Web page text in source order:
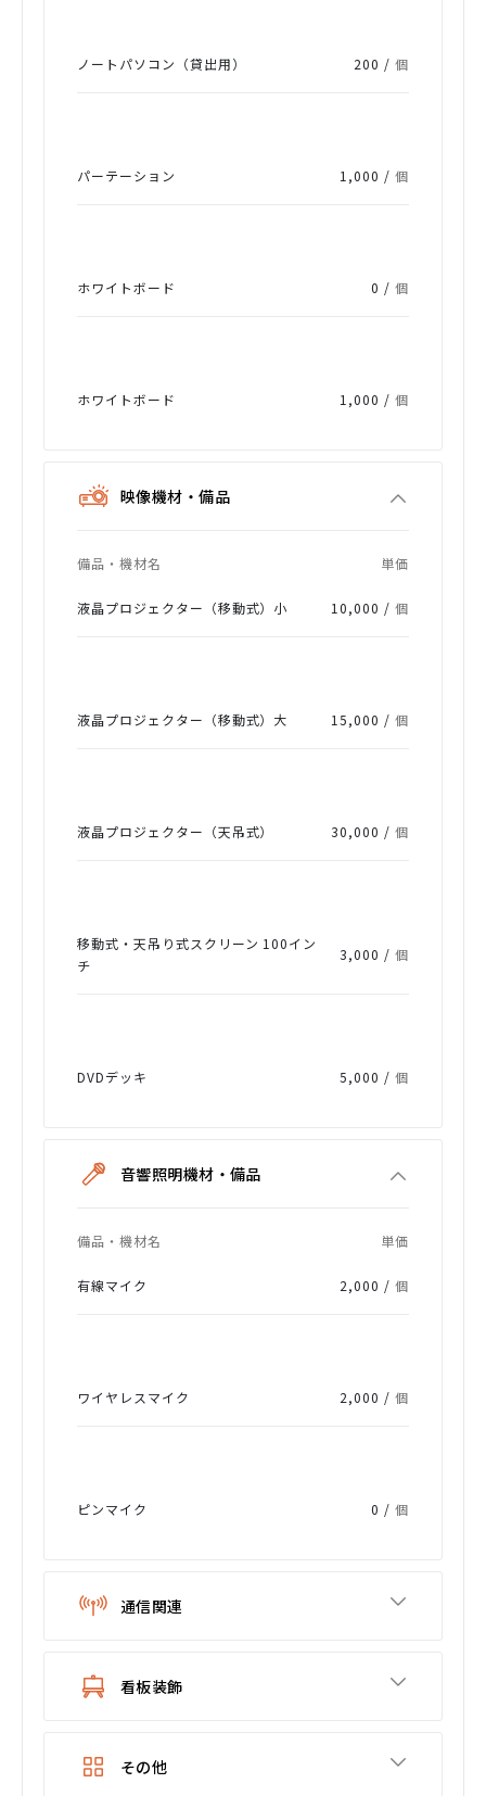
ノートパソコン（貸出用） 200 /個
パーテーション 1,000 /個
ホワイトボード 0 /個
ホワイトボード 1,000 /個
映像機材・備品
備品・機材名 単価
液晶プロジェクター（移動式）小 10,000 /個
液晶プロジェクター（移動式）大 15,000 /個
液晶プロジェクター（天吊式） 30,000 /個
移動式・天吊り式スクリーン 100イン
チ
3,000 /個
DVDデッキ 5,000 /個
音響照明機材・備品
備品・機材名 単価
有線マイク 2,000 /個
ワイヤレスマイク 2,000 /個
ピンマイク 0 /個
通信関連
看板装飾
その他